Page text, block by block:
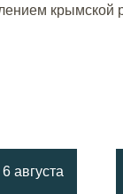
крымской
6 августа